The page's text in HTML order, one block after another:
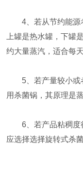
4、若从节约能源
上罐是热水罐，下罐
约大量蒸汽，适合每
5、若产量较小或
用杀菌锅，其原理是
6、若产品粘稠度
应选择选择旋转式杀菌